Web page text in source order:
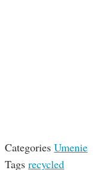
Categories Umenie
Tags recycled